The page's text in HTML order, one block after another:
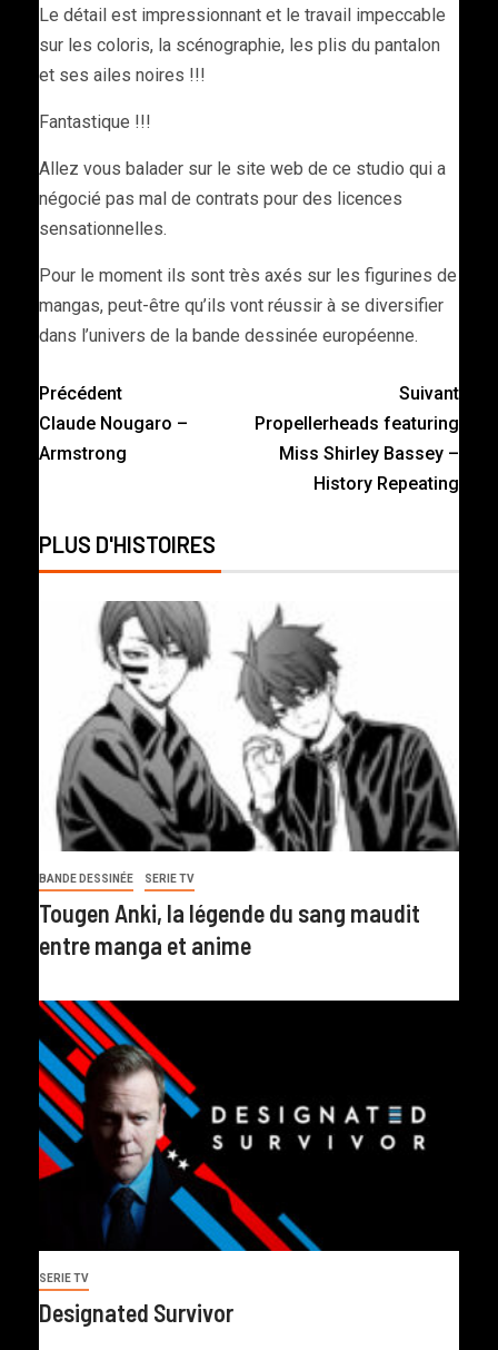
Le détail est impressionnant et le travail impeccable
sur les coloris, la scénographie, les plis du pantalon
et ses ailes noires !!!
Fantastique !!!
Allez vous balader sur le site web de ce studio qui a
négocié pas mal de contrats pour des licences
sensationnelles.
Pour le moment ils sont très axés sur les figurines de
mangas, peut-être qu’ils vont réussir à se diversifier
dans l’univers de la bande dessinée européenne.
Précédent
Claude Nougaro –
Armstrong
Suivant
Propellerheads featuring
Miss Shirley Bassey –
History Repeating
PLUS D'HISTOIRES
BANDE DESSINÉE SERIE TV
Tougen Anki, la légende du sang maudit
entre manga et anime
SERIE TV
Designated Survivor